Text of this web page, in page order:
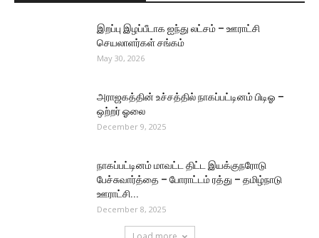
இறப்பு இழப்பீடாக ஐந்து லட்சம் – ஊராட்சி
செயலாளர்கள் சங்கம்
May 30, 2026
அராஜகத்தின் உச்சத்தில் நாகப்பட்டினம் பிடிஓ –
ஒற்றர் ஓலை
December 9, 2025
நாகப்பட்டினம் மாவட்ட திட்ட இயக்குநரோடு
பேச்சுவார்த்தை – போராட்டம் ரத்து – தமிழ்நாடு
ஊராட்சி...
December 8, 2025